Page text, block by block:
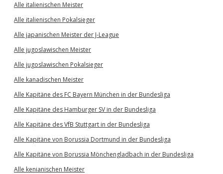
Alle italienischen Meister
Alle italienischen Pokalsieger
Alle japanischen Meister der J-League
Alle jugoslawischen Meister
Alle jugoslawischen Pokalsieger
Alle kanadischen Meister
Alle Kapitäne des FC Bayern München in der Bundesliga
Alle Kapitäne des Hamburger SV in der Bundesliga
Alle Kapitäne des VfB Stuttgart in der Bundesliga
Alle Kapitäne von Borussia Dortmund in der Bundesliga
Alle Kapitäne von Borussia Mönchengladbach in der Bundesliga
Alle kenianischen Meister